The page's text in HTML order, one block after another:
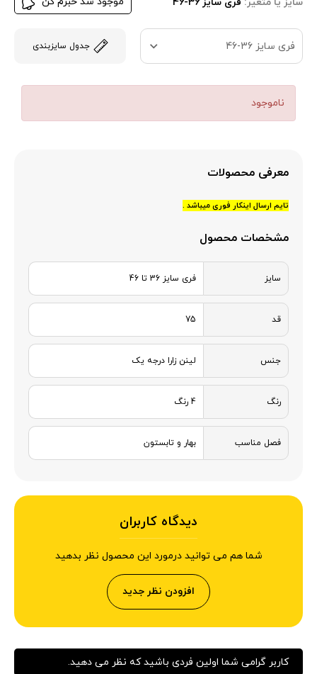
فری سایز 36-46 جدول سایزبندی
ناموجود
معرفی محصولات
تایم ارسال اینکار فوری میباشد .
مشخصات محصول
سایز فری سایز 36 تا 46
قد 75
جنس لینن زارا درجه یک
رنگ 4 رنگ
فصل مناسب بهار و تابستون
دیدگاه کاربران
شما هم می توانید درمورد این محصول نظر بدهید
افزودن نظر جدید
کاربر گرامی شما اولین فردی باشید که نظر می دهید.